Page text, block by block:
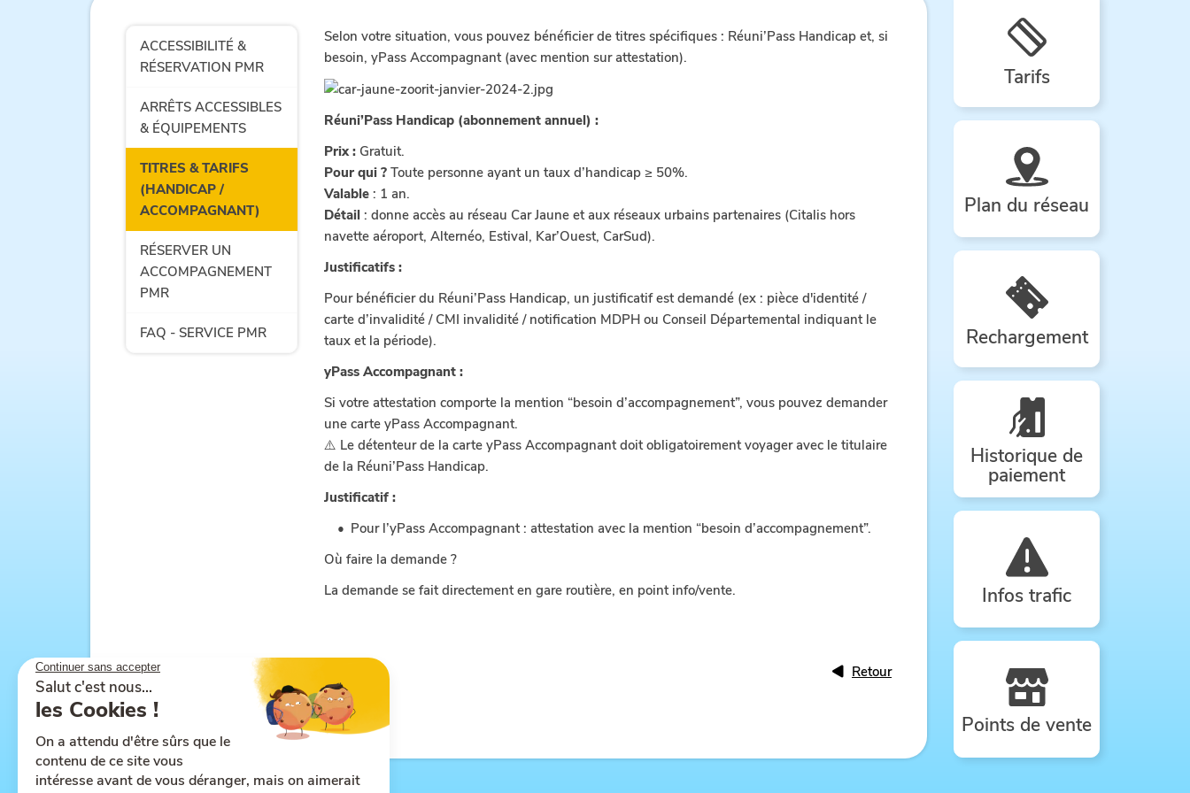
ACCESSIBILITÉ &
RÉSERVATION PMR
ARRÊTS ACCESSIBLES
& ÉQUIPEMENTS
TITRES & TARIFS
(HANDICAP /
ACCOMPAGNANT)
RÉSERVER UN
ACCOMPAGNEMENT
PMR
FAQ - SERVICE PMR
Selon votre situation, vous pouvez bénéficier de titres spécifiques : Réuni’Pass Handicap et, si
besoin, yPass Accompagnant (avec mention sur attestation).
Réuni’Pass Handicap (abonnement annuel) :
Prix :Gratuit.
Pour qui ?Toute personne ayant un taux d’handicap ≥ 50%.
Valable: 1 an.
Détail: donne accès au réseau Car Jaune et aux réseaux urbains partenaires (Citalis hors
navette aéroport, Alternéo, Estival, Kar’Ouest, CarSud).
Justificatifs :
Pour bénéficier du Réuni’Pass Handicap, un justificatif est demandé (ex : pièce d'identité /
carte d’invalidité / CMI invalidité / notification MDPH ou Conseil Départemental indiquant le
taux et la période).
yPass Accompagnant :
Si votre attestation comporte la mention “besoin d’accompagnement”, vous pouvez demander
une carte yPass Accompagnant.
⚠️ Le détenteur de la carte yPass Accompagnant doit obligatoirement voyager avec le titulaire
de la Réuni’Pass Handicap.
Justificatif :
Pour l’yPass Accompagnant : attestation avec la mention “besoin d’accompagnement”.
Où faire la demande ?
La demande se fait directement en gare routière, en point info/vente.
Retour
Tarifs
Plan du réseau
Rechargement
Historique de
paiement
Infos trafic
Points de vente